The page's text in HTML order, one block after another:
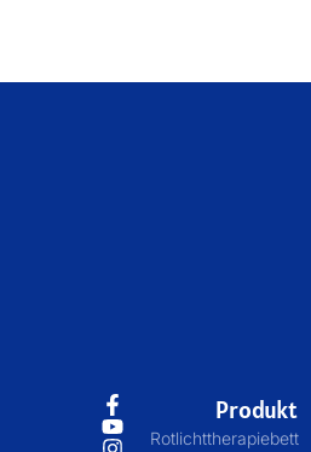
Produkt
Rotlichttherapiebett